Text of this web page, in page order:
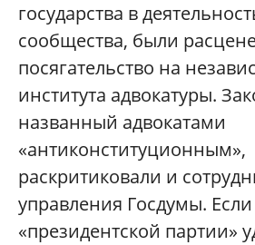
государства в
сообщества, были
посягательство на
института адвокатуры.
названный адвокатами
«антиконституционным»,
раскритиковали и
управления Госдумы. Если
«президентской партии»